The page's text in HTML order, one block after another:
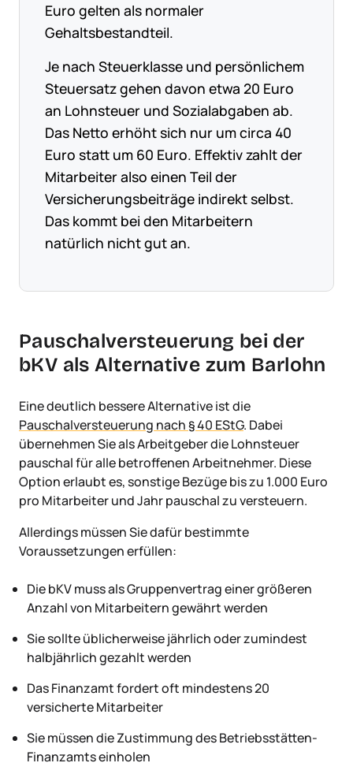
Euro gelten als normaler
Gehaltsbestandteil.
Je nach Steuerklasse und persönlichem
Steuersatz gehen davon etwa 20 Euro
an Lohnsteuer und Sozialabgaben ab.
Das Netto erhöht sich nur um circa 40
Euro statt um 60 Euro. Effektiv zahlt der
Mitarbeiter also einen Teil der
Versicherungsbeiträge indirekt selbst.
Das kommt bei den Mitarbeitern
natürlich nicht gut an.
Pauschalversteuerung bei der
bKV als Alternative zum Barlohn
Eine deutlich bessere Alternative ist die
Pauschalversteuerung nach § 40 EStG. Dabei
übernehmen Sie als Arbeitgeber die Lohnsteuer
pauschal für alle betroffenen Arbeitnehmer. Diese
Option erlaubt es, sonstige Bezüge bis zu 1.000 Euro
pro Mitarbeiter und Jahr pauschal zu versteuern.
Allerdings müssen Sie dafür bestimmte
Voraussetzungen erfüllen:
Die bKV muss als Gruppenvertrag einer größeren
Anzahl von Mitarbeitern gewährt werden
Sie sollte üblicherweise jährlich oder zumindest
halbjährlich gezahlt werden
Das Finanzamt fordert oft mindestens 20
versicherte Mitarbeiter
Sie müssen die Zustimmung des Betriebsstätten-
Finanzamts einholen